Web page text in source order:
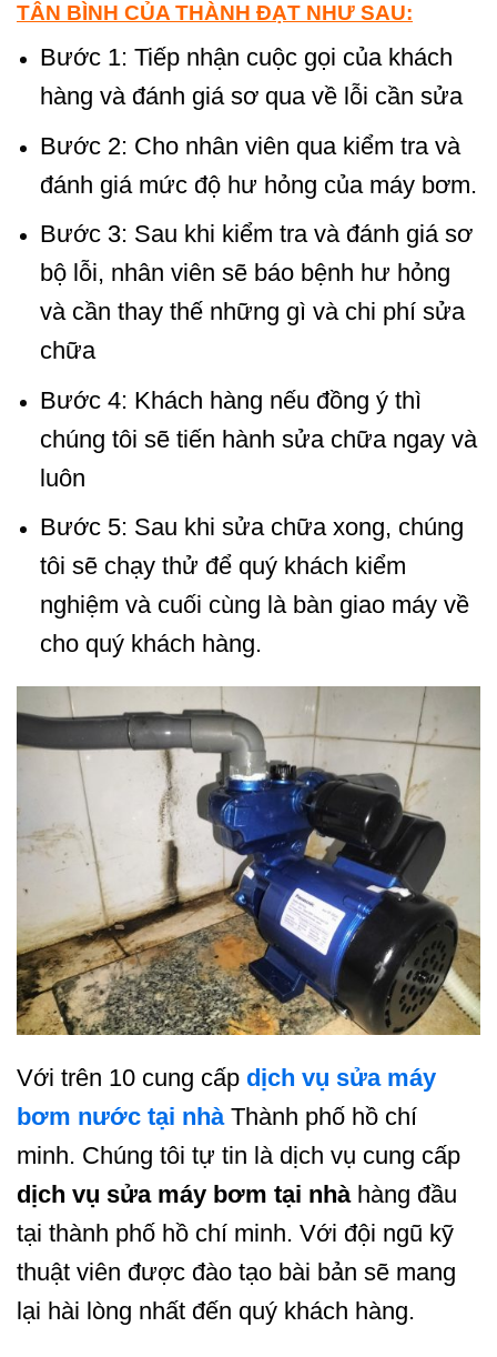
TÂN BÌNH CỦA THÀNH ĐẠT NHƯ SAU:
Bước 1: Tiếp nhận cuộc gọi của khách
hàng và đánh giá sơ qua về lỗi cần sửa
Bước 2: Cho nhân viên qua kiểm tra và
đánh giá mức độ hư hỏng của máy bơm.
Bước 3: Sau khi kiểm tra và đánh giá sơ
bộ lỗi, nhân viên sẽ báo bệnh hư hỏng
và cần thay thế những gì và chi phí sửa
chữa
Bước 4: Khách hàng nếu đồng ý thì
chúng tôi sẽ tiến hành sửa chữa ngay và
luôn
Bước 5: Sau khi sửa chữa xong, chúng
tôi sẽ chạy thử để quý khách kiểm
nghiệm và cuối cùng là bàn giao máy về
cho quý khách hàng.
Với trên 10 cung cấp dịch vụ sửa máy
bơm nước tại nhàThành phố hồ chí
minh. Chúng tôi tự tin là dịch vụ cung cấp
dịch vụ sửa máy bơm tại nhàhàng đầu
tại thành phố hồ chí minh. Với đội ngũ kỹ
thuật viên được đào tạo bài bản sẽ mang
lại hài lòng nhất đến quý khách hàng.